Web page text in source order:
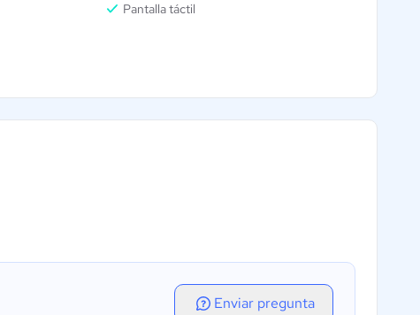
Pantalla táctil
Enviar pregunta